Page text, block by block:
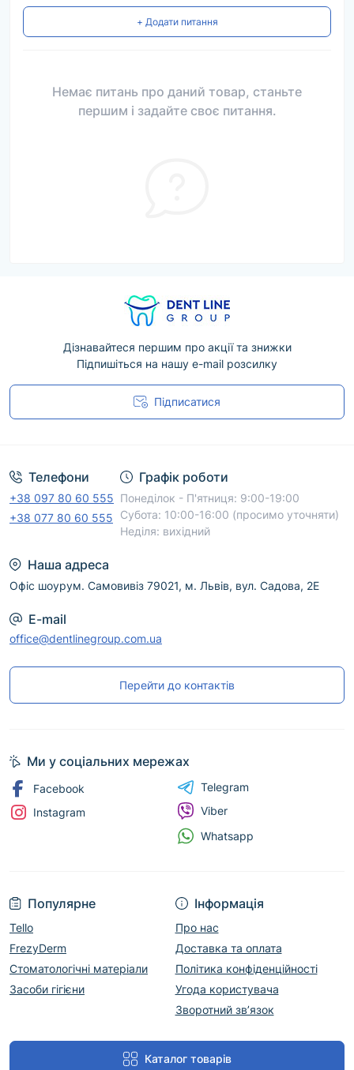
+ Додати питання
Немає питань про даний товар, станьте
першим і задайте своє питання.
Дізнавайтеся першим про акції та знижки
Підпишіться на нашу e-mail розсилку
Підписатися
Телефони
+38 097 80 60 555
+38 077 80 60 555
Графік роботи
Понеділок - П'ятниця: 9:00-19:00
Субота: 10:00-16:00 (просимо уточняти)
Неділя: вихідний
Наша адреса
Офіс шоурум. Самовивіз 79021, м. Львів, вул. Садова, 2Е
E-mail
office@dentlinegroup.com.ua
Перейти до контактів
Популярне
Tello
FrezyDerm
Стоматологічні матеріали
Засоби гігієни
Інформація
Про нас
Доставка та оплата
Політика конфіденційності
Угода користувача
Зворотний зв’язок
Каталог товарів
Ми у соціальних мережах
Facebook
Instagram
Telegram
Viber
Whatsapp